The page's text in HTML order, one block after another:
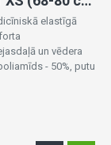
elastīgā
un vēdera
- 50%, putu